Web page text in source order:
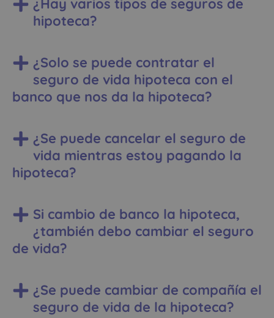
¿Hay varios tipos de seguros de
hipoteca?
¿Solo se puede contratar el
seguro de vida hipoteca con el
banco que nos da la hipoteca?
¿Se puede cancelar el seguro de
vida mientras estoy pagando la
hipoteca?
Si cambio de banco la hipoteca,
¿también debo cambiar el seguro
de vida?
¿Se puede cambiar de compañía el
seguro de vida de la hipoteca?